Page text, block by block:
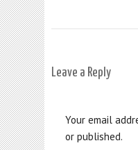
Leave a Reply
Your email
or published.